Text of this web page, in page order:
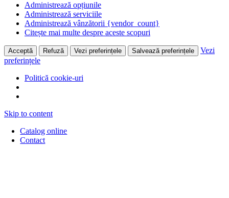
Administrează opțiunile
Administrează serviciile
Administrează vânzătorii {vendor_count}
Citește mai multe despre aceste scopuri
Acceptă Refuză Vezi preferințele Salvează preferințele
Vezi
preferințele
Politică cookie-uri
Skip to content
Catalog online
Contact